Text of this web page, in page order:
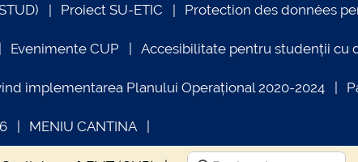
Proiect SU-ETIC Protection des données
Evenimente CUP Accesibilitate pentru studenții cu
implementarea Planului Operațional 2020-2024
MENIU CANTINA